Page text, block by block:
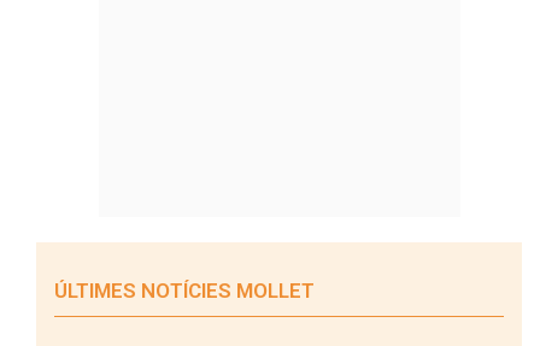
ÚLTIMES NOTÍCIES MOLLET